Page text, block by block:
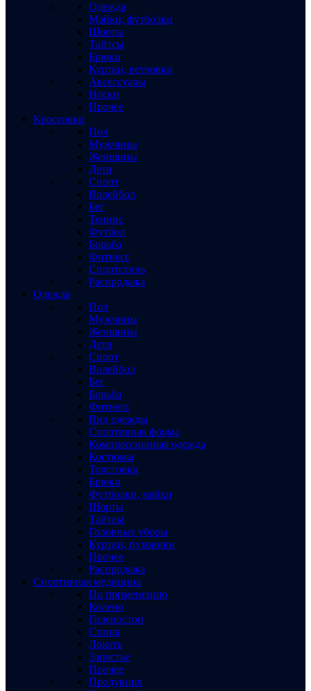
Одежда
Майки, футболки
Шорты
Тайтсы
Брюки
Куртки, ветровки
Аксессуары
Носки
Прочее
Кроссовки
Пол
Мужчины
Женщины
Дети
Спорт
Волейбол
Бег
Теннис
Футбол
Борьба
Фитнесс
Спортстиль
Распродажа
Одежда
Пол
Мужчины
Женщины
Дети
Спорт
Волейбол
Бег
Борьба
Фитнесс
Вид одежды
Спортивная форма
Компрессионная одежда
Костюмы
Толстовки
Брюки
Футболки, майки
Шорты
Тайтсы
Головные уборы
Куртки, пуховики
Прочее
Распродажа
Спортивная медицина
По применению
Колено
Голеностоп
Спина
Локоть
Запястье
Прочее
Продукция